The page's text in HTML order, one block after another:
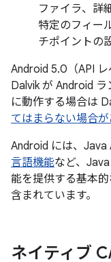
ファイラ、詳
特定のフィー
チポイントの
Android 5.0（API レ
Dalvik が Android
に動作する場合は
てはまらない場合
Android には、Java
言語機能など、
能を提供する基本
含まれています。
ネイティブ C